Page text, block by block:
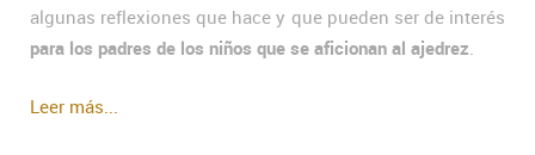
algunas reflexiones que hace y que pueden ser de interés
para los padres de los niños que se aficionan al ajedrez.
Leer más...